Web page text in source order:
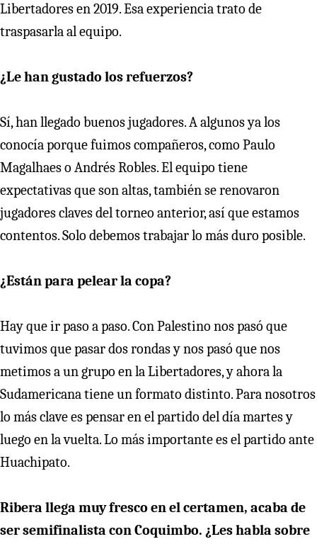
Libertadores en 2019. Esa experiencia trato de
traspasarla al equipo.
¿Le han gustado los refuerzos?
Sí, han llegado buenos jugadores. A algunos ya los
conocía porque fuimos compañeros, como Paulo
Magalhaes o Andrés Robles. El equipo tiene
expectativas que son altas, también se renovaron
jugadores claves del torneo anterior, así que estamos
contentos. Solo debemos trabajar lo más duro posible.
¿Están para pelear la copa?
Hay que ir paso a paso. Con Palestino nos pasó que
tuvimos que pasar dos rondas y nos pasó que nos
metimos a un grupo en la Libertadores, y ahora la
Sudamericana tiene un formato distinto. Para nosotros
lo más clave es pensar en el partido del día martes y
luego en la vuelta. Lo más importante es el partido ante
Huachipato.
Ribera llega muy fresco en el certamen, acaba de
ser semifinalista con Coquimbo. ¿Les habla sobre